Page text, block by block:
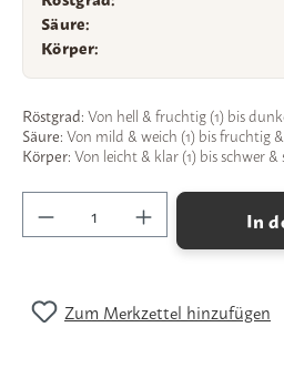
Säure:
Körper:
Röstgrad:Von hell & fruchtig (1) bis
Säure:Von mild & weich (1) bis fruchtig
Körper:Von leicht & klar (1) bis schwer &
Produkt Anzahl: Gib In
Zum Merkzettel hinzufügen